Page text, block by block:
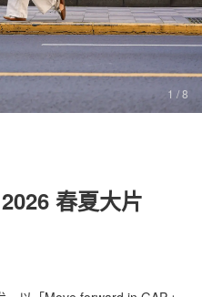
1 / 8
春夏大片